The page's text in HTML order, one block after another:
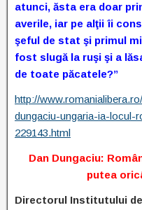
atunci, ăsta era doar
averile, iar pe alţii îi
şeful de stat şi primul
fost slugă la ruşi şi a
de toate păcatele?”
http://
dungaciu-ungaria-ia-locul-
229143.html
Dan Dungaciu:
putea
Directorul Institutului